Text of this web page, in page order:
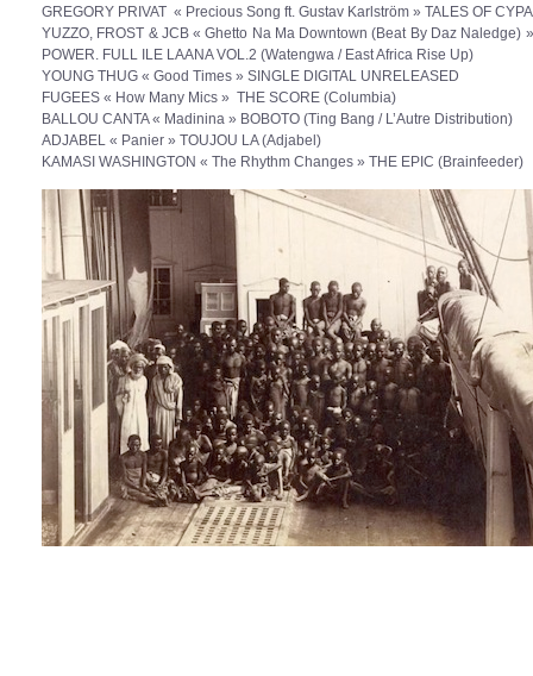
GREGORY PRIVAT « Precious Song ft. Gustav Karlström » TALES OF
YUZZO, FROST & JCB « Ghetto Na Ma Downtown (Beat By Daz Naledge)
POWER. FULL ILE LAANA VOL.2 (Watengwa / East Africa Rise Up)
YOUNG THUG « Good Times » SINGLE DIGITAL UNRELEASED
FUGEES « How Many Mics » THE SCORE (Columbia)
BALLOU CANTA « Madinina » BOBOTO (Ting Bang / L’Autre Distribution)
ADJABEL « Panier » TOUJOU LA (Adjabel)
KAMASI WASHINGTON « The Rhythm Changes » THE EPIC (Brainfeeder)